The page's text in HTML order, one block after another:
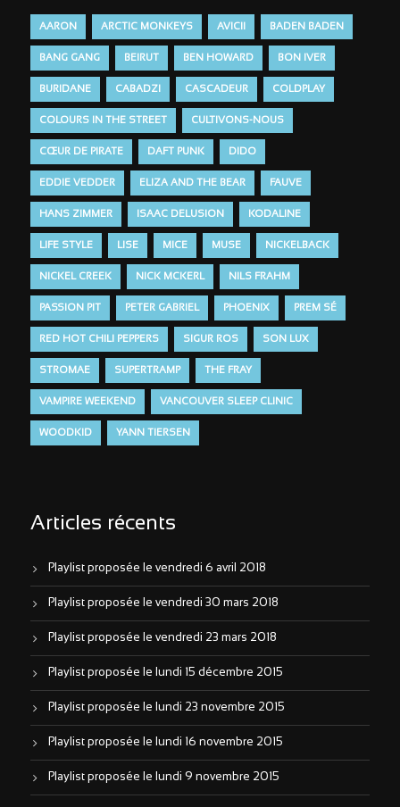
AARON ARCTIC MONKEYS AVICII BADEN BADEN
BANG GANG BEIRUT BEN HOWARD BON IVER
BURIDANE CABADZI CASCADEUR COLDPLAY
COLOURS IN THE STREET CULTIVONS-NOUS
CŒUR DE PIRATE DAFT PUNK DIDO
EDDIE VEDDER ELIZA AND THE BEAR FAUVE
HANS ZIMMER ISAAC DELUSION KODALINE
LIFE STYLE LISE MICE MUSE NICKELBACK
NICKEL CREEK NICK MCKERL NILS FRAHM
PASSION PIT PETER GABRIEL PHOENIX PREM SÉ
RED HOT CHILI PEPPERS SIGUR ROS SON LUX
STROMAE SUPERTRAMP THE FRAY
VAMPIRE WEEKEND VANCOUVER SLEEP CLINIC
WOODKID YANN TIERSEN
Articles récents
Playlist proposée le vendredi 6 avril 2018
Playlist proposée le vendredi 30 mars 2018
Playlist proposée le vendredi 23 mars 2018
Playlist proposée le lundi 15 décembre 2015
Playlist proposée le lundi 23 novembre 2015
Playlist proposée le lundi 16 novembre 2015
Playlist proposée le lundi 9 novembre 2015